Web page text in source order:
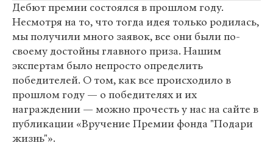
Дебют премии состоялся в прошлом году.
Несмотря на то, что тогда идея только родилась,
мы получили много заявок, все они были по-
своему достойны главного приза. Нашим
экспертам было непросто определить
победителей. О том, как все происходило в
прошлом году — о победителях и их
награждении — можно прочесть у нас на сайте в
публикации «Вручение Премии фонда "Подари
жизнь"».